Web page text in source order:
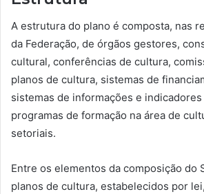
A estrutura do plano é composta, nas
da Federação, de órgãos gestores,
cultural, conferências de cultura,
planos de cultura, sistemas de
sistemas de informações e
programas de formação na área de
setoriais.
Entre os elementos da composição do
planos de cultura, estabelecidos por